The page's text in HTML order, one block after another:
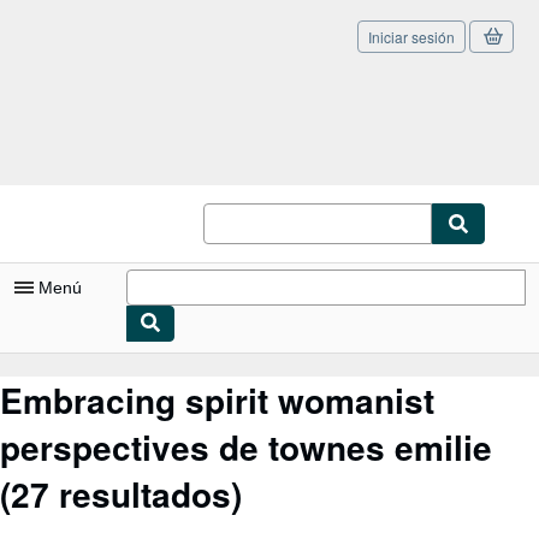
Pasar al contenido principal
Iniciar sesión
Menú
Consultar mis pedidos
Cerrar sesión
Búsqueda avanzada
Embracing spirit womanist
perspectives de townes emilie
(27 resultados)